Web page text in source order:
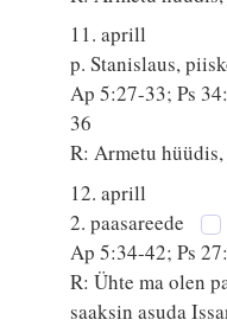
11. aprill
p. Stanislaus,
Ap 5:27-33; Ps
36
R: Armetu
12. aprill
2. paasareede
Ap 5:34-42; Ps
R: Ühte ma olen
saaksin asuda